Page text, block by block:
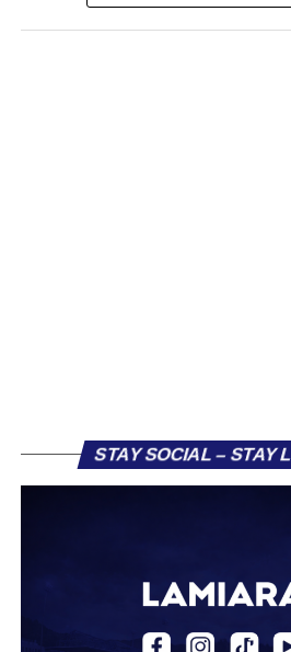
Στάγκο, οι οποίοι θα συνεχίσουν
«Ο Α.Ο. Σαρωνικός Αναβύσσου
περσινή σεζόν πραγματοποίησε
STAY SOCIAL – STAY